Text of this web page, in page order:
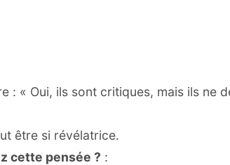
: « Oui, ils sont critiques, mais ils ne
être si révélatrice.
cette pensée ? :